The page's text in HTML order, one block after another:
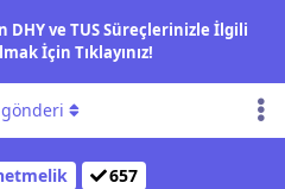
DHY ve TUS Süreçlerinizle İlgili
İçin Tıklayınız!
657
gönderi